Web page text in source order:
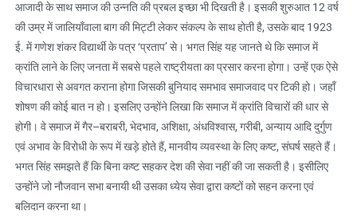
आजादी के साथ समाज की उन्नति की प्रबल इच्छा भी दिखती है। इसकी शुरुआत 12 वर्ष
की उम्र में जालियाँवाला बाग की मिट्टी लेकर संकल्प के साथ होती है, उसके बाद 1923
ई. में गणेश शंकर विद्यार्थी के पत्र ‘प्रताप’ से। भगत सिंह यह जानते थे कि समाज में
क्रांति लाने के लिए जनता में सबसे पहले राष्ट्रीयता का प्रसार करना होगा। उन्हें एक ऐसे
विचारधारा से अवगत कराना होगा जिसकी बुनियाद समभाव समाजवाद पर टिकी हो। जहाँ
शोषण की कोई बात न हो। इसलिए उन्होंने लिखा कि समाज में क्रांति विचारों की धार से
होगी। वे समाज में गैर–बराबरी, भेदभाव, अशिक्षा, अंधविश्वास, गरीबी, अन्याय आदि दुर्गुण
एवं अभाव के विरोधी के रूप में खड़े होते हैं, मानवीय व्यवस्था के लिए कष्ट, संघर्ष सहते हैं।
भगत सिंह समझते हैं कि बिना कष्ट सहकर देश की सेवा नहीं की जा सकती है। इसीलिए
उन्होंने जो नौजवान सभा बनायी थी उसका ध्येय सेवा द्वारा कष्टों को सहन करना एवं
बलिदान करना था।